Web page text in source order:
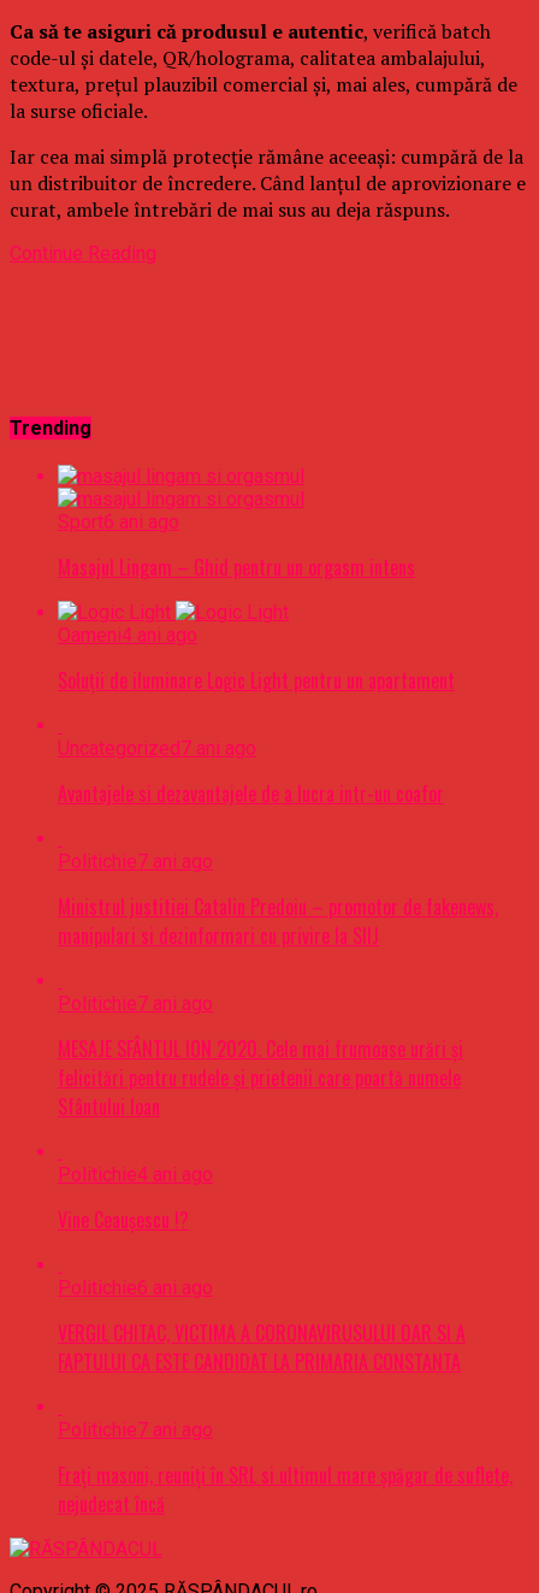
Ca să te asiguri că produsul e autentic, verifică batch
code-ul și datele, QR/holograma, calitatea ambalajului,
textura, prețul plauzibil comercial și, mai ales, cumpără de
la surse oficiale.
Iar cea mai simplă protecție rămâne aceeași: cumpără de la
un distribuitor de încredere. Când lanțul de aprovizionare e
curat, ambele întrebări de mai sus au deja răspuns.
Continue Reading
Trending
Sport6 ani ago
Masajul Lingam – Ghid pentru un orgasm intens
Oameni4 ani ago
Soluții de iluminare Logic Light pentru un apartament
Uncategorized7 ani ago
Avantajele si dezavantajele de a lucra intr-un coafor
Politichie7 ani ago
Ministrul justitiei Catalin Predoiu – promotor de fakenews,
manipulari si dezinformari cu privire la SIIJ
Politichie7 ani ago
MESAJE SFÂNTUL ION 2020. Cele mai frumoase urări şi
felicitări pentru rudele şi prietenii care poartă numele
Sfântului Ioan
Politichie4 ani ago
Vine Ceaușescu !?
Politichie6 ani ago
VERGIL CHITAC, VICTIMA A CORONAVIRUSULUI DAR SI A
FAPTULUI CA ESTE CANDIDAT LA PRIMARIA CONSTANTA
Politichie7 ani ago
Frați masoni, reuniți în SRL si ultimul mare șpăgar de suflete,
nejudecat încă